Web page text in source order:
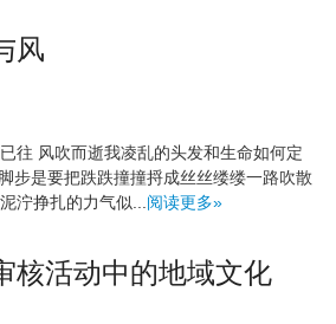
风
往 风吹而逝我凌乱的头发和生命如何定
步是要把跌跌撞撞捋成丝丝缕缕一路吹散
泞挣扎的力气似... 阅读更多»
核活动中的地域文化